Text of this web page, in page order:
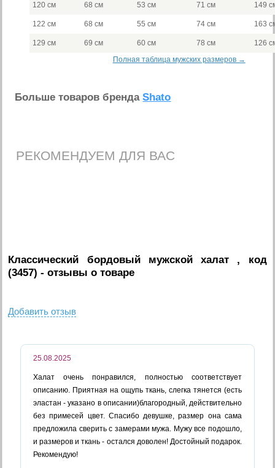
120 см 68 см 53 см 71 см 149
122 см 68 см 55 см 74 см 163
129 см 69 см 60 см 78 см
126
Полная таблица мужских размеров →
Больше товаров брендаShato
РЕКОМЕНДУЕМ ДЛЯ ВАС
Классический бордовый мужской халат , код
(3457) - отзывы о товаре
Добавить отзыв
25.08.2025
Халат очень понравился, полностью соответствует
описанию. Приятная на ощупь ткань, слегка тянется (есть
эластан - указано в описании)благородный, действительно
без примесей цвет. Спасибо девушке, размер она сама
предложила сверить с замерами мужа. Мужу все подошло,
и размеров и ткань - остался доволен! Достойный подарок.
Рекомендую!